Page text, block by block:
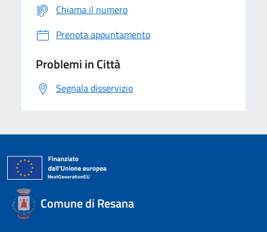
Chiama il numero
Prenota appuntamento
Problemi in Città
Segnala disservizio
Comune di Resana